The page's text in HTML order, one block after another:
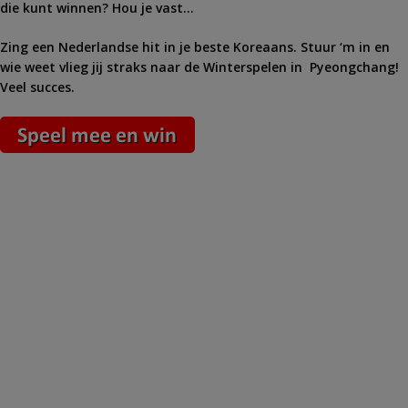
die kunt winnen? Hou je vast…
Zing een Nederlandse hit in je beste Koreaans. Stuur ‘m in en
wie weet vlieg jij straks naar de Winterspelen in Pyeongchang!
Veel succes.